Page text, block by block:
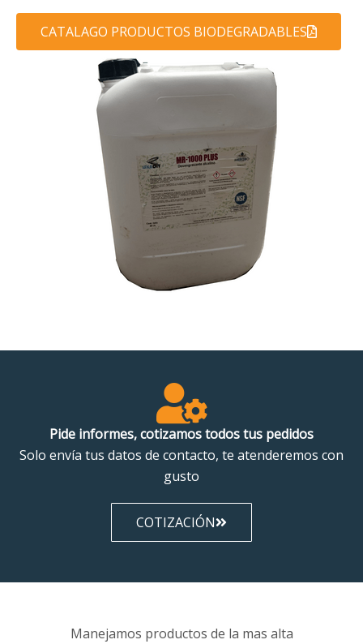
CATALAGO PRODUCTOS BIODEGRADABLES
Pide informes, cotizamos todos tus pedidos
Solo envía tus datos de contacto, te atenderemos con
gusto
COTIZACIÓN
Manejamos productos de la mas alta